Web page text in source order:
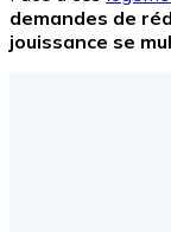
demandes de
jouissance se